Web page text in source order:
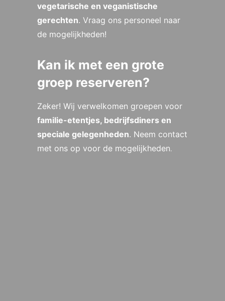
vegetarische en veganistische
gerechten. Vraag ons personeel naar
de mogelijkheden!
Kan ik met een grote
groep reserveren?
Zeker! Wij verwelkomen groepen voor
familie-etentjes, bedrijfsdiners en
speciale gelegenheden. Neem contact
met ons op voor de mogelijkheden.